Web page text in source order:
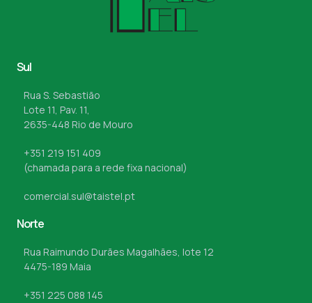
Sul
Rua S. Sebastião
Lote 11, Pav. 11,
2635-448 Rio de Mouro
+351 219 151 409
(chamada para a rede fixa nacional)
comercial.sul@taistel.pt
Norte
Rua Raimundo Durães Magalhães, lote 12
4475-189 Maia
+351 225 088 145